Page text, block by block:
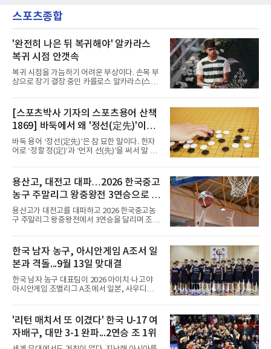
로키로 교체됐다.분데스리가 최다 우승팀(35회)
뮌헨은 프리시즌 아시아
과정에 부당함이 있었는지가 수사의 본류다.7일
연합뉴스 취재를 종합하면 서울경찰청 광역수사
을 압수수색해 감독 선임 관련 자료를 다수 확보
했다. 특히 감독 후보를 검토해 이사회에 추천하
는 전력강화위원회가 생성한 자료를 집중적으로
확보한 것으로 알려졌다.경찰은 협회가 홍 전 감
독을 1순위 후보로 정하고 검증한 과정, 이사회
의 최종 승인 경위를 살
스포츠종합
'완전히 나은 뒤 복귀해야' 알카라스
복귀 시점 안갯속
복귀 시점을 가늠하기 어려운 부상이다. 손목 부
상으로 장기 결장 중인 카를로스 알카라스(스페
을지 관심이 쏠린다.얀니크 신네르(이탈리아)와
정상을 다투던 알카라스는 지난 4월 바르셀로나
오픈 이후 넉 달째 남자프로테니스(ATP) 투어 경
기에 나서지 못하고 있다. 9일 영국 BBC 등에 따
르면 그는 손목 힘줄을 감싸는 활막에 염증이 생
기는 건초염을 앓고 있다.이 부상이 까다로운 이
유가 있다. 반복적으로 라켓을 쥐고 휘두르는 동
최장 1년의 회복이 필요하다. 알카라스는 수술
은 받지 않았다. 라켓
[스포츠박사 기자의 스포츠용어 산책
1869] 바둑에서 왜 '정선(定先)'이라
말할까
바둑 용어 ‘정선(定先)’은 참 묘한 말이다. 한자
어로 ‘정할 정(定)’과 ‘먼저 선(先)’을 써서 말 그
이 먼저 두되 백에게 덤을 주지 않는 방식이다.
요즘 프로기사들의 대국은 대부분 ‘호선(互
先)’으로 치러지고, 백에게 6집 반 또는 7집 반의
덤을 주는 것이 일반적이다. (본 코너 1868회 ‘바
둑에서 왜 ‘호선(互先)’이라 말할까‘ 참조) 반면
정선에서는 흑이 먼저 두는 대신 덤이 없다. 한국
기원 역시 기력 차이를 표시하는 기준에서 정선
상선(先相先), 선이선(先二先) 등 여러 단계가
용산고, 대전고 대파…2026 한국중고
농구 주말리그 왕중왕전 3연승으로 조
1위 16강 진출
용산고가 대전고를 대파하고 2026 한국중고농
구 주말리그 왕중왕전에서 3연승을 달리며 조 1
우슬체육관에서 열린 대회 남고부 B조 예선 3차
전에서 대전고를 상대로 주전 선수들의 고른 활
약을 앞세워 108-33으로 대승을 거뒀다.용산고
는 배대범이 22점, 김민기가 19점, 이승민이 13
점을 올리며 공격을 이끌었다. 경기 초반부터 주
도권을 잡은 용산고는 일찌감치 승기를 굳히며
대전고에 큰 점수 차 승리를 거뒀다.이로써 용산
붙는다.C조에서는 양정고가 충주고를 82-35로
크게 꺾고 16강 진출을 확정했다
한국 남자 농구, 아시안게임 A조서 일
본과 격돌...9월 13일 맞대결
한국 남자 농구 대표팀이 2026 아이치·나고야
아시안게임 조별리그 A조에서 일본, 사우디아라
가 8일 발표한 일정에 따르면 한국은 9월 10일
사우디, 11일 인도네시아, 13일 일본과 차례로
맞붙는다. FIBA 랭킹은 일본 22위, 한국 57위, 사
우디 65위, 인도네시아 94위로, 랭킹과 홈 이점
을 모두 갖춘 일본이 최대 변수다.니콜라이스 마
'리턴 매치서 또 이겼다' 한국 U-17 여
자배구, 대만 3-1 완파...2연승 조 1위